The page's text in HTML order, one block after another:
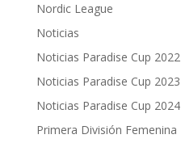
Nordic League
Noticias
Noticias Paradise Cup 2022
Noticias Paradise Cup 2023
Noticias Paradise Cup 2024
Primera División Femenina